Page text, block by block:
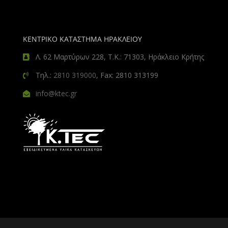
ΚΕΝΤΡΙΚΟ ΚΑΤΑΣΤΗΜΑ ΗΡΑΚΛΕΙΟΥ
Λ. 62 Μαρτύρων 228, Τ.Κ.: 71303, Ηράκλειο Κρήτης
Τηλ.: 2810 319000, Fax: 2810 313199
info@ktec.gr